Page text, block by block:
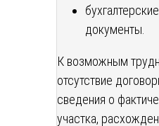
документы.
К возможным
отсутствие
сведения о
участка,